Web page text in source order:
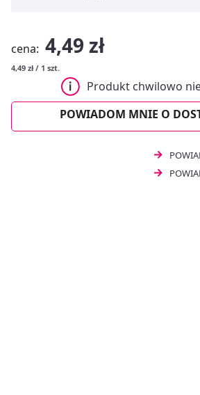
cena: 4,49 zł
4,49 zł / 1 szt.
Produkt chwilowo
POWIADOM MNIE O